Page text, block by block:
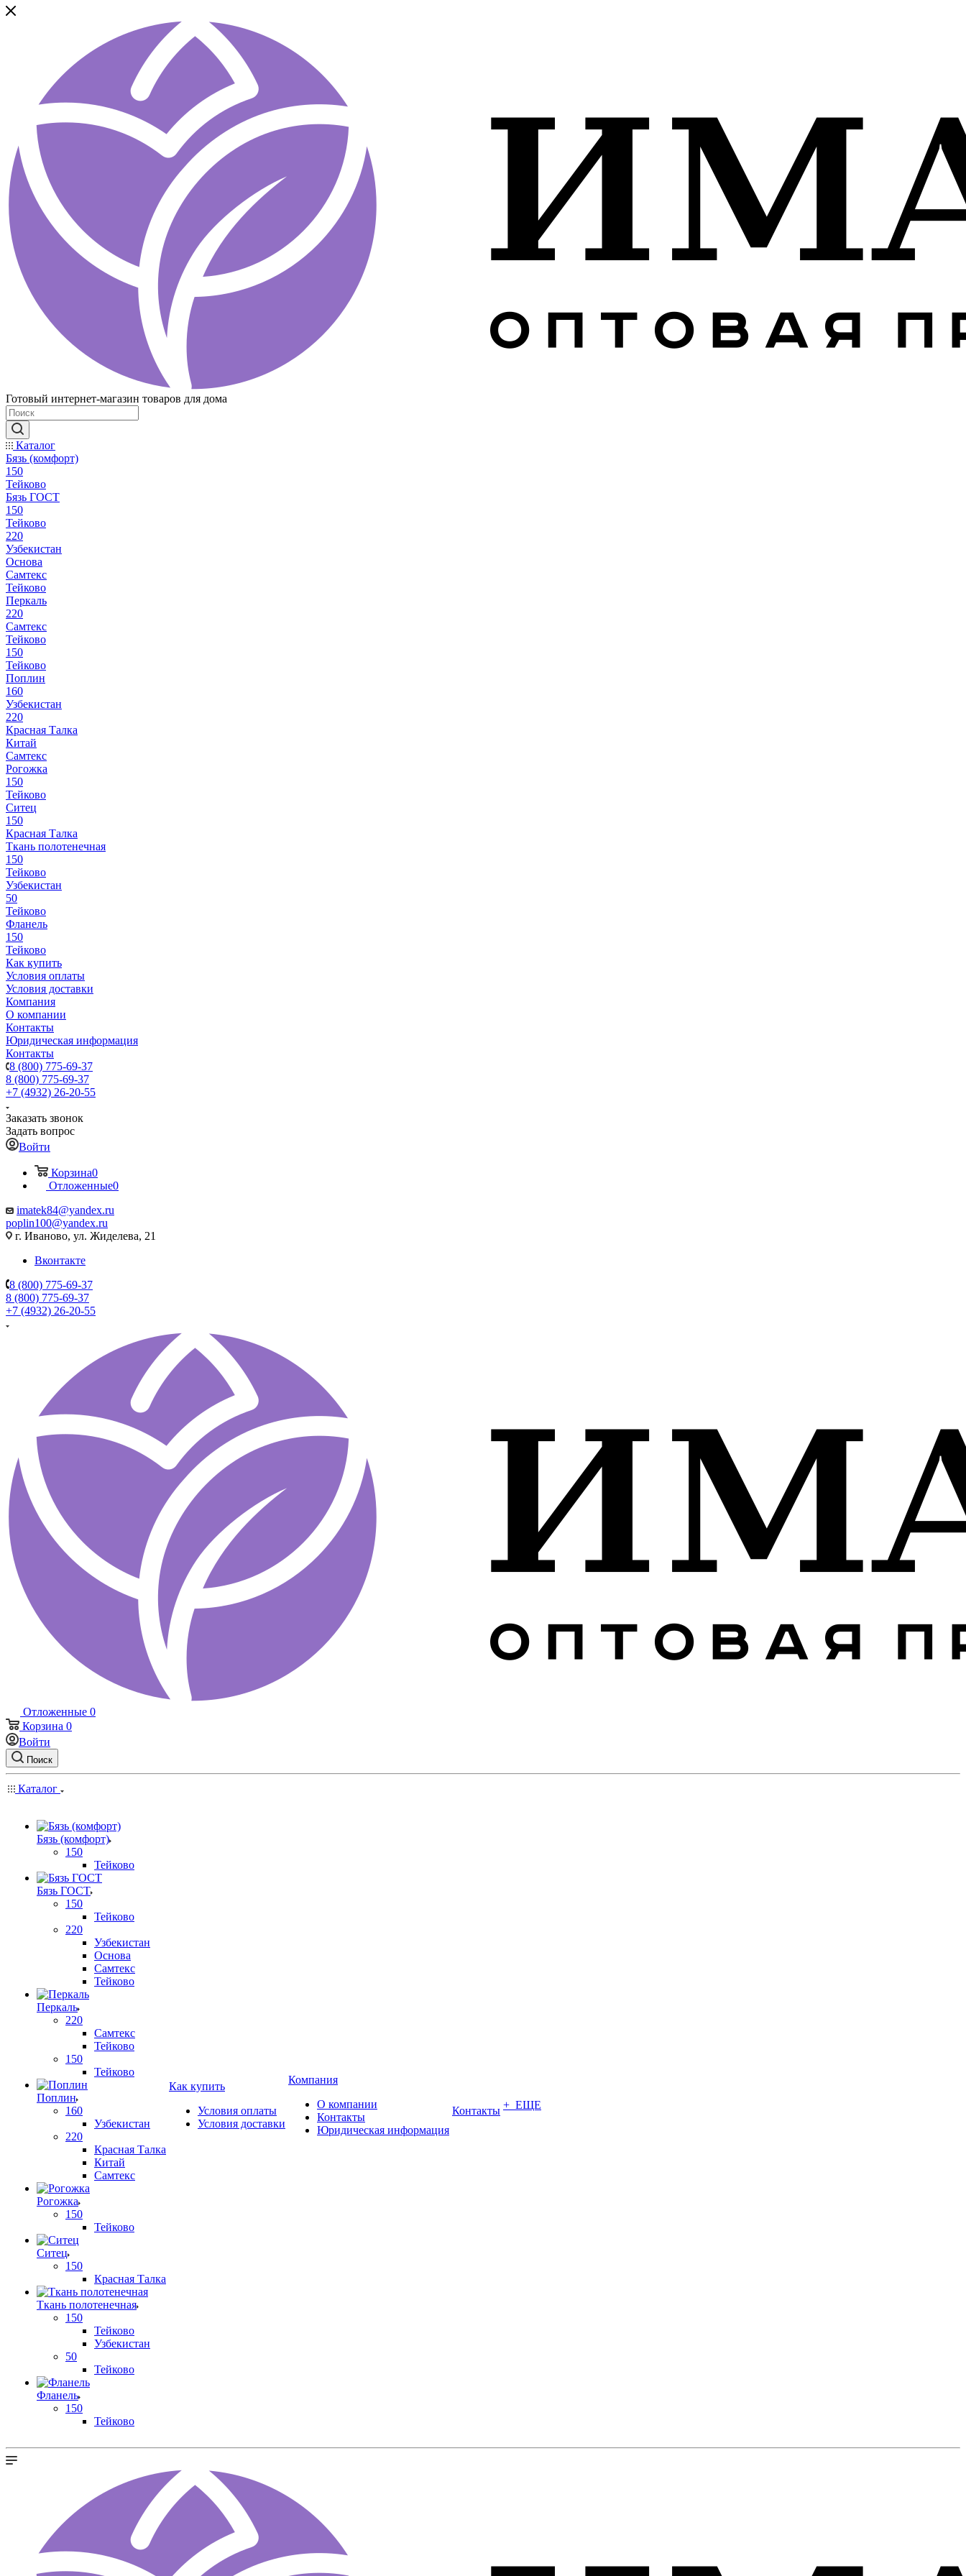
Готовый интернет-магазин товаров для дома
Каталог
Бязь (комфорт)
150
Тейково
Бязь ГОСТ
150
Тейково
220
Узбекистан
Основа
Самтекс
Тейково
Перкаль
220
Самтекс
Тейково
150
Тейково
Поплин
160
Узбекистан
220
Красная Талка
Китай
Самтекс
Рогожка
150
Тейково
Ситец
150
Красная Талка
Ткань полотенечная
150
Тейково
Узбекистан
50
Тейково
Фланель
150
Тейково
Как купить
Условия оплаты
Условия доставки
Компания
О компании
Контакты
Юридическая информация
Контакты
8 (800) 775-69-37
8 (800) 775-69-37
+7 (4932) 26-20-55
Заказать звонок
Задать вопрос
Войти
Корзина0
Отложенные0
imatek84@yandex.ru
poplin100@yandex.ru
г. Иваново, ул. Жиделева, 21
Вконтакте
8 (800) 775-69-37
8 (800) 775-69-37
+7 (4932) 26-20-55
Отложенные 0
Корзина 0
Войти
Поиск
Каталог
Бязь (комфорт)
150
Тейково
Бязь ГОСТ
150
Тейково
220
Узбекистан
Основа
Самтекс
Тейково
Перкаль
220
Самтекс
Тейково
150
Тейково
Поплин
160
Узбекистан
220
Красная Талка
Китай
Самтекс
Рогожка
150
Тейково
Ситец
150
Красная Талка
Ткань полотенечная
150
Тейково
Узбекистан
50
Тейково
Фланель
150
Тейково
Как купить
Условия оплаты
Условия доставки
Компания
О компании
Контакты
Юридическая информация
Контакты + ЕЩЕ